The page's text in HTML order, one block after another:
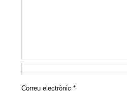
Correu electrònic*